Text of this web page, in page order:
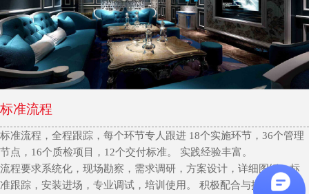
标准流程
标准流程，全程跟踪，每个环节专人跟进 18个实施环节，36个管理
节点，16个质检项目，12个交付标准。 实践经验丰富。
流程要求系统化，现场勘察，需求调研，方案设计，详细图纸，标
准跟踪，安装进场，专业调试，培训使用。 积极配合与提供意见双